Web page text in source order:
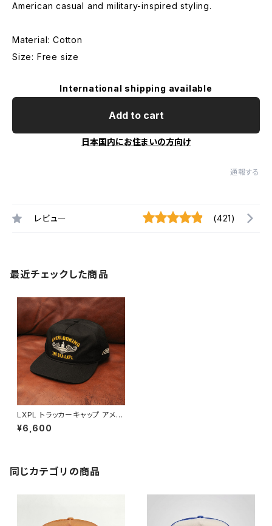
American casual and military-inspired styling.
Material: Cotton
Size: Free size
International shipping available
Add to cart
日本国内にお住まいの方向け
通報する
レビュー (421)
最近チェックした商品
LXPL トラッカーキャップ アメカ
ジ 帽子 キャップ / TRUCKER
CAP 【N023】
¥6,600
同じカテゴリの商品